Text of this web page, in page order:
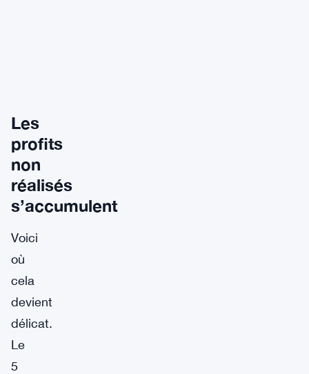
Les
profits
non
réalisés
s’accumulent
Voici
où
cela
devient
délicat.
Le
5